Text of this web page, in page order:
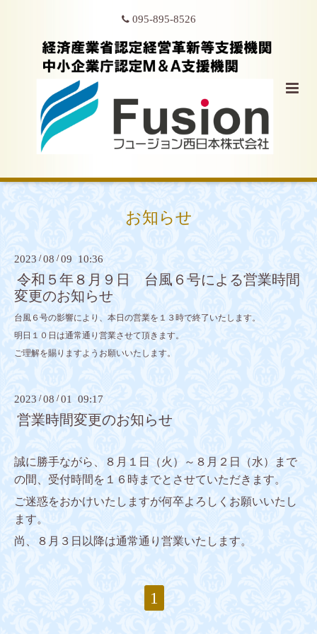
095-895-8526
お知らせ
2023 /08 /09 10:36
令和５年８月９日 台風６号による営業時間
変更のお知らせ
台風６号の影響により、本日の営業を１３時で終了いたします。
明日１０日は通常通り営業させて頂きます。
ご理解を賜りますようお願いいたします。
2023 /08 /01 09:17
営業時間変更のお知らせ
誠に勝手ながら、８月１日（火）～８月２日（水）まで
の間、受付時間を１６時までとさせていただきます。
ご迷惑をおかけいたしますが何卒よろしくお願いいたし
ます。
尚、８月３日以降は通常通り営業いたします。
1